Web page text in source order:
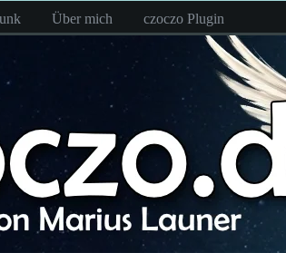
Über mich czoczo Plugin